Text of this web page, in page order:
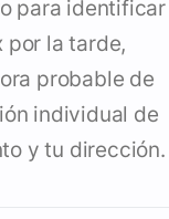
para identificar
por la tarde,
probable de
individual de
y tu dirección.